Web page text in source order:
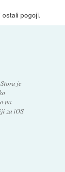
pogoji.
je
na
za iOS